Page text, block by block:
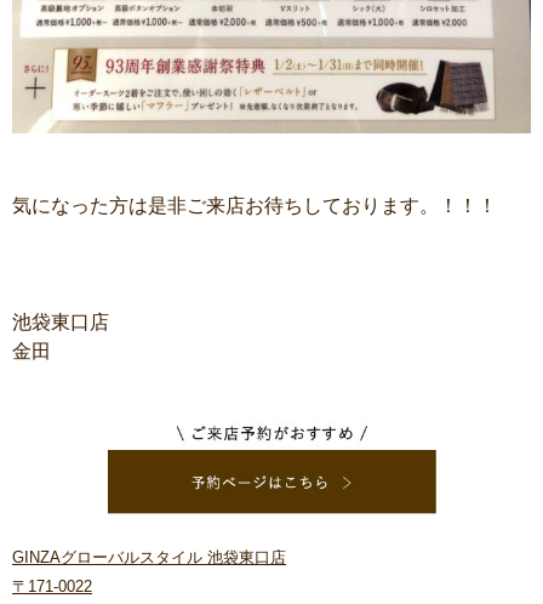
気になった方は是非ご来店お待ちしております。！！！
池袋東口店
金田
GINZAグローバルスタイル 池袋東口店
〒171-0022